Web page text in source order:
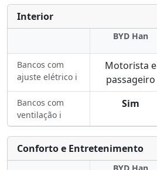
Interior
BYD Han
Bancos com
ajuste elétrico ℹ️
Motorista e
passageiro
Bancos com
ventilação ℹ️
Sim
Conforto e Entretenimento